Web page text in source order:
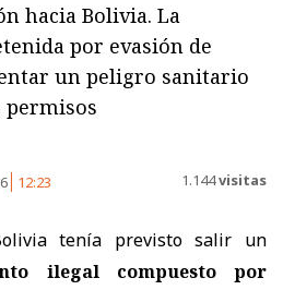
hacia Bolivia. La
por evasión de
un peligro sanitario
permisos
12:23 1.144visitas
tenía previsto salir un
ilegal compuesto por